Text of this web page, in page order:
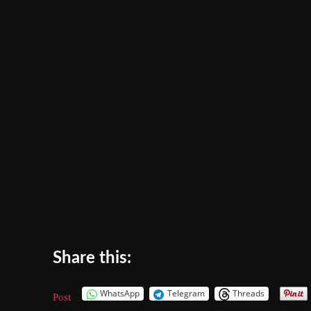
Share this:
Post WhatsApp Telegram Threads